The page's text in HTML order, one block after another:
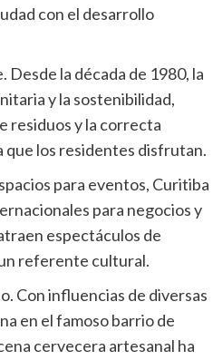
con el desarrollo
la década de 1980, la
y la sostenibilidad,
residuos y la correcta
que los residentes disfrutan.
para eventos, Curitiba
para negocios y
espectáculos de
referente cultural.
Con influencias de diversas
en el famoso barrio de
cervecera artesanal ha